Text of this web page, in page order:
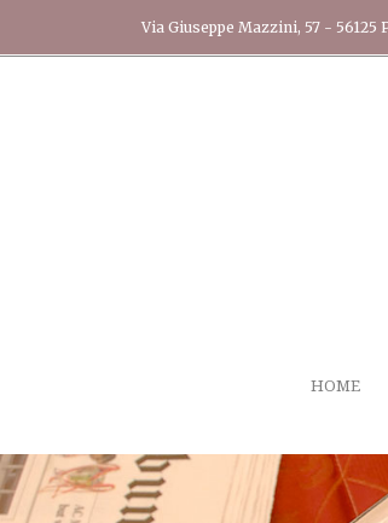
Via Giuseppe Mazzini, 57 - 56125
HOME